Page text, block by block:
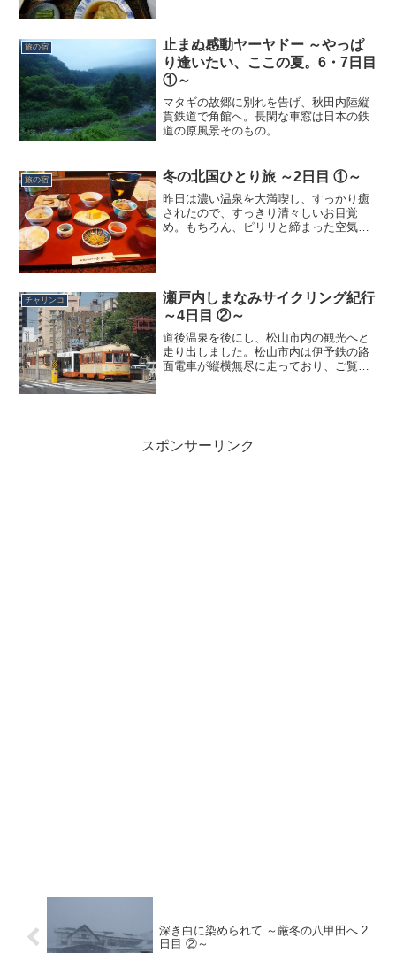
旅の宿
止まぬ感動ヤーヤドー ～やっぱ
り逢いたい、ここの夏。6・7日目
①～
マタギの故郷に別れを告げ、秋田内陸縦
貫鉄道で角館へ。長閑な車窓は日本の鉄
道の原風景そのもの。
旅の宿 冬の北国ひとり旅 ～2日目 ①～
昨日は濃い温泉を大満喫し、すっかり癒
されたので、すっきり清々しいお目覚
め。もちろん、ピリリと締まった空気の
チャリンコ
瀬戸内しまなみサイクリング紀行
～4日目 ②～
道後温泉を後にし、松山市内の観光へと
走り出しました。松山市内は伊予鉄の路
面電車が縦横無尽に走っており、ご覧の
スポンサーリンク
深き白に染められて ～厳冬の八甲田へ 2
日目 ②～